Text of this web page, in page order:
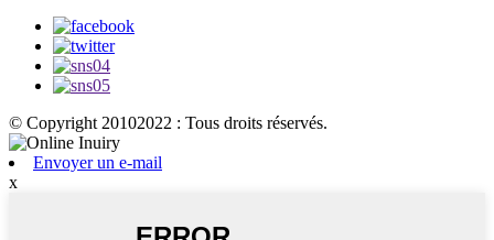
© Copyright 20102022 : Tous droits réservés.
Envoyer un e-mail
x